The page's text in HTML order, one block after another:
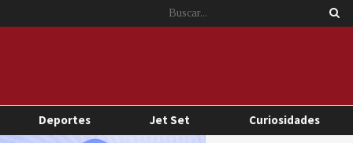
Deportes Jet Set Curiosidades